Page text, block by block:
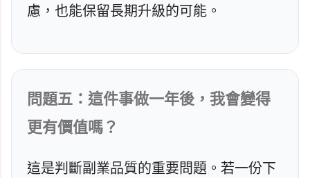
慮，也能保留長期升級的可能。
問題五：這件事做一年後，我會變得
更有價值嗎？
這是判斷副業品質的重要問題。若一份下